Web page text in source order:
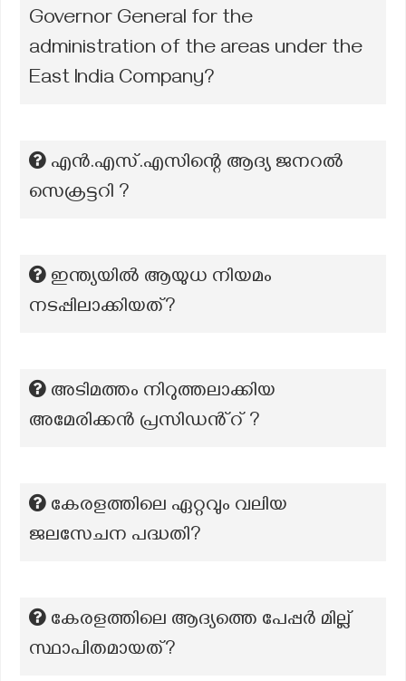
Governor General for the
administration of the areas under the
East India Company?
എൻ.എസ്.എസിന്റെ ആദ്യ ജനറൽ
സെക്രട്ടറി ?
ഇന്ത്യയിൽ ആയുധ നിയമം
നടപ്പിലാക്കിയത്?
അടിമത്തം നിറുത്തലാക്കിയ
അമേരിക്കൻ പ്രസിഡൻ്റ് ?
കേരളത്തിലെ ഏറ്റവും വലിയ
ജലസേചന പദ്ധതി?
കേരളത്തിലെ ആദ്യത്തെ പേപ്പര്‍ മില്ല്
സ്ഥാപിതമായത്?